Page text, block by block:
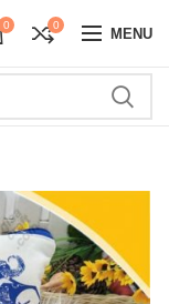
0 0 MENU